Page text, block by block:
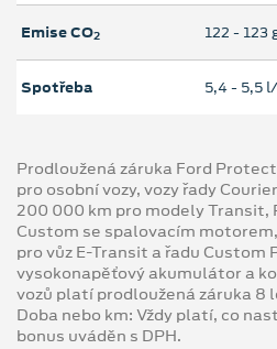
Emise CO2 122 ‐ 123
Spotřeba 5,4 ‐ 5,5
Prodloužená záruka Ford
pro osobní vozy, vozy řady
200 000 km pro modely Transit,
Custom se spalovacím
pro vůz E-Transit a řadu Custom
vysokonapěťový akumulátor a
vozů platí prodloužená záruka 8
Doba nebo km: Vždy platí, co
bonus uváděn s DPH.